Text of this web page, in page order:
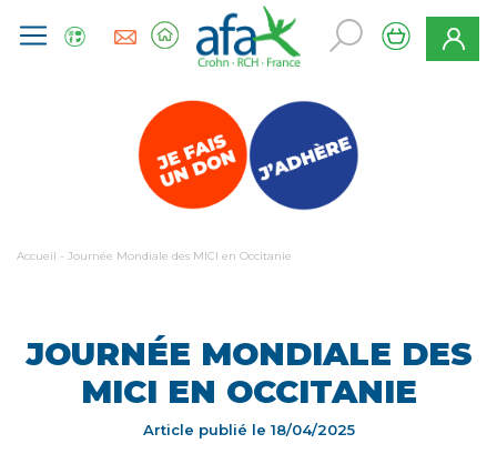
Accueil - Journée Mondiale des MICI en Occitanie
JOURNÉE MONDIALE DES
MICI EN OCCITANIE
Article publié le 18/04/2025